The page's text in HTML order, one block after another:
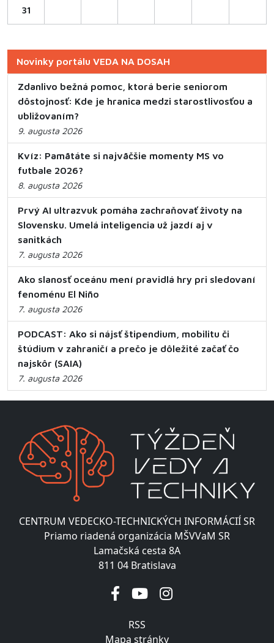
31
Novinky portálu VEDA NA DOSAH
Zdanlivo bežná pomoc, ktorá berie seniorom
dôstojnosť: Kde je hranica medzi starostlivosťou a
ubližovaním?
9. augusta 2026
Kvíz: Pamätáte si najväčšie momenty MS vo
futbale 2026?
8. augusta 2026
Prvý AI ultrazvuk pomáha zachraňovať životy na
Slovensku. Umelá inteligencia už jazdí aj v
sanitkách
7. augusta 2026
Ako slanosť oceánu mení pravidlá hry pri sledovaní
fenoménu El Niño
7. augusta 2026
PODCAST: Ako si nájsť štipendium, mobilitu či
štúdium v zahraničí a prečo je dôležité začať čo
najskôr (SAIA)
7. augusta 2026
CENTRUM VEDECKO-TECHNICKÝCH INFORMÁCIÍ SR
Priamo riadená organizácia MŠVVaM SR
Lamačská cesta 8A
811 04 Bratislava
RSS
Mapa stránky